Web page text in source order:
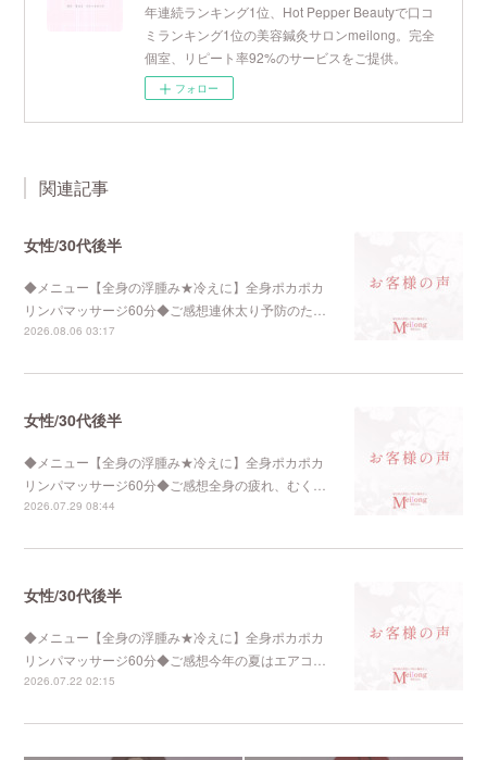
年連続ランキング1位、Hot Pepper Beautyで口コ
ミランキング1位の美容鍼灸サロンmeilong。完全
個室、リピート率92%のサービスをご提供。
フォロー
関連記事
女性/30代後半
◆メニュー【全身の浮腫み★冷えに】全身ポカポカ
リンパマッサージ60分◆ご感想連休太り予防のた…
2026.08.06 03:17
女性/30代後半
◆メニュー【全身の浮腫み★冷えに】全身ポカポカ
リンパマッサージ60分◆ご感想全身の疲れ、むく…
2026.07.29 08:44
女性/30代後半
◆メニュー【全身の浮腫み★冷えに】全身ポカポカ
リンパマッサージ60分◆ご感想今年の夏はエアコ…
2026.07.22 02:15